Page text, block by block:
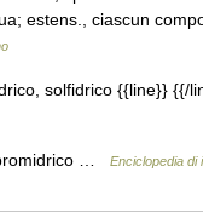
estens., ciascun
solfidrico {{line}} {{/
… Enciclopedia di